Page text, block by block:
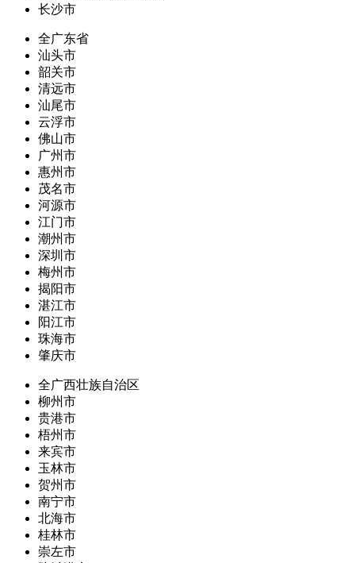
长沙市
全广东省
汕头市
韶关市
清远市
汕尾市
云浮市
佛山市
广州市
惠州市
茂名市
河源市
江门市
潮州市
深圳市
梅州市
揭阳市
湛江市
阳江市
珠海市
肇庆市
全广西壮族自治区
柳州市
贵港市
梧州市
来宾市
玉林市
贺州市
南宁市
北海市
桂林市
崇左市